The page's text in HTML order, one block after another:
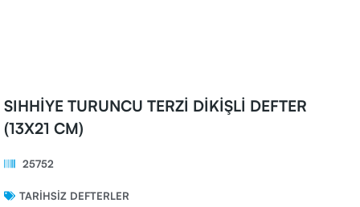
SIHHİYE TURUNCU TERZİ DİKİŞLİ DEFTER
(13X21 CM)
25752
TARIHSIZ DEFTERLER